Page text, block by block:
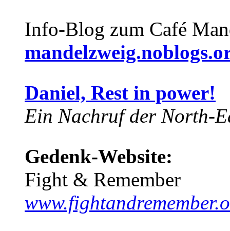
Info-Blog zum Café
Daniel, Rest in power!
Ein Nachruf der North-
Gedenk-Website:
Fight & Remember